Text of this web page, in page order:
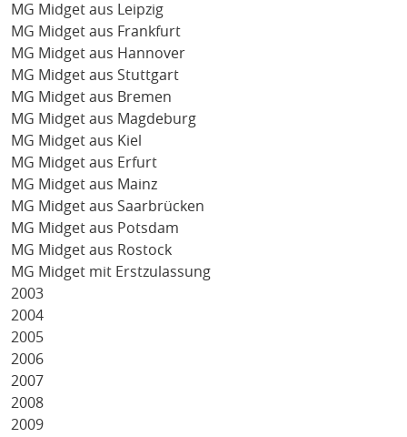
MG Midget aus Leipzig
MG Midget aus Frankfurt
MG Midget aus Hannover
MG Midget aus Stuttgart
MG Midget aus Bremen
MG Midget aus Magdeburg
MG Midget aus Kiel
MG Midget aus Erfurt
MG Midget aus Mainz
MG Midget aus Saarbrücken
MG Midget aus Potsdam
MG Midget aus Rostock
MG Midget mit Erstzulassung
2003
2004
2005
2006
2007
2008
2009